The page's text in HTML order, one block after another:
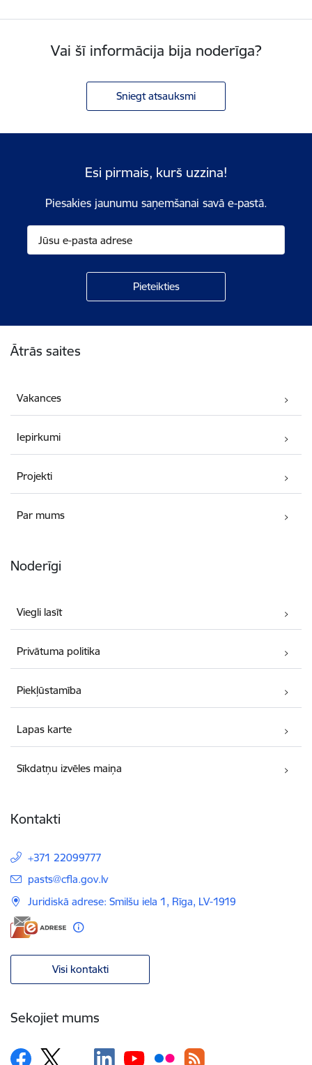
Vai šī informācija bija noderīga?
Sniegt atsauksmi
Esi pirmais, kurš uzzina!
Piesakies jaunumu saņemšanai savā e-pastā.
Ātrās saites
Vakances
Iepirkumi
Projekti
Par mums
Noderīgi
Viegli lasīt
Privātuma politika
Piekļūstamība
Lapas karte
Sīkdatņu izvēles maiņa
Kontakti
+371 22099777
E-pasts:
pasts@cfla.gov.lv
Juridiskā adrese: Smilšu iela 1, Rīga, LV-1919
Visi kontakti
Sekojiet mums